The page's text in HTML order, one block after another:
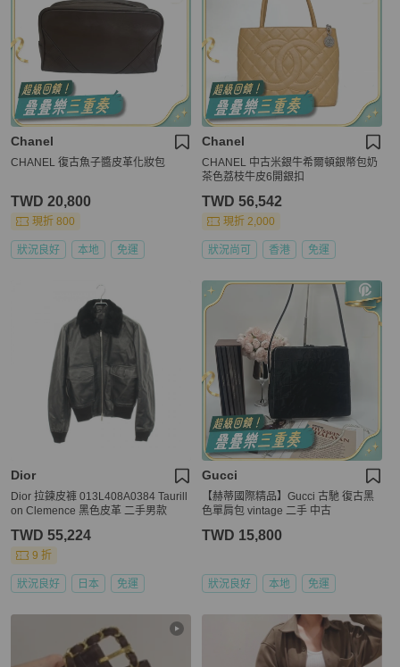
Chanel
CHANEL 復古魚子醬皮革化妝包
TWD 20,800
現折 800
狀況良好 本地 免運
Chanel
CHANEL 中古米銀牛希爾頓銀幣包奶
茶色荔枝牛皮6開銀扣
TWD 56,542
現折 2,000
狀況尚可 香港 免運
Dior
Dior 拉鍊皮褲 013L408A0384 Taurill
on Clemence 黑色皮革 二手男款
TWD 55,224
9 折
狀況良好 日本 免運
Gucci
【赫蒂國際精品】Gucci 古馳 復古黑
色單肩包 vintage 二手 中古
TWD 15,800
狀況良好 本地 免運